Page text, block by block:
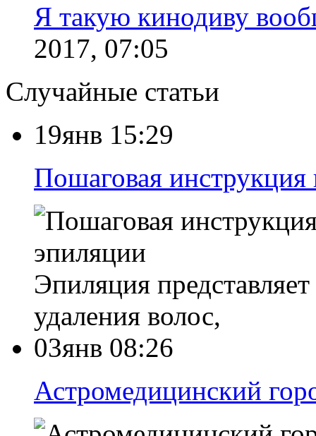
Я такую кинодиву
2017, 07:05
Случайные статьи
19янв 15:29
Пошаговая инструкция
Эпиляция
удаления волос,
03янв 08:26
Астромедицинский